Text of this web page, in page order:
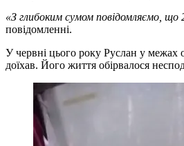
«З глибоким сумом повідомляємо,
повідомленні.
У червні цього року Руслан у межах
доїхав. Його життя обірвалося